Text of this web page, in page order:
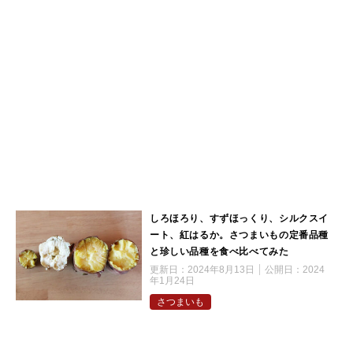
しろほろり、すずほっくり、シルクスイ
ート、紅はるか。さつまいもの定番品種
と珍しい品種を食べ比べてみた
更新日： 2024年8月13日 公開日： 2024
年1月24日
さつまいも